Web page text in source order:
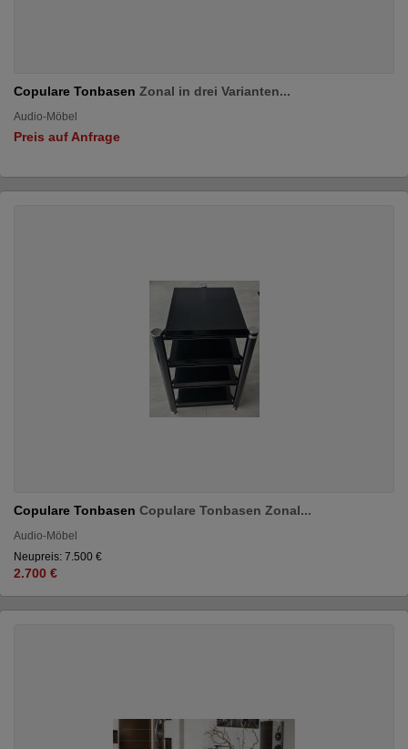
Copulare Tonbasen Zonal in drei Varianten...
Audio-Möbel
Preis auf Anfrage
Copulare Tonbasen Copulare Tonbasen Zonal...
Audio-Möbel
Neupreis: 7.500 €
2.700 €